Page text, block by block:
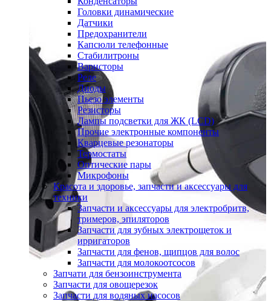
Головки динамические
Датчики
Предохранители
Капсюли телефонные
Стабилитроны
Варисторы
Реле
Диоды
Пьезо элементы
Резисторы
Лампы подсветки для ЖК (LCD)
Прочие электронные компоненты
Кварцевые резонаторы
Термостаты
Оптические пары
Микрофоны
Красота и здоровье, запчасти и аксессуары для
техники
Запчасти и аксессуары для электробритв,
тримеров, эпиляторов
Запчасти для зубных электрощеток и
ирригаторов
Запчасти для фенов, щипцов для волос
Запчасти для молокоотсосов
Запчати для бензоинструмента
Запчасти для овощерезок
Запчасти для водяных насосов